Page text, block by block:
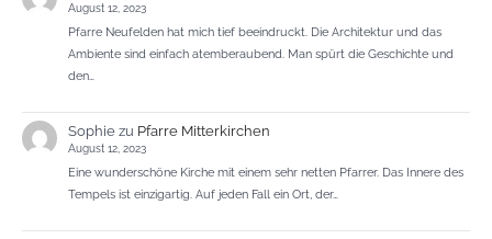
August 12, 2023
Pfarre Neufelden hat mich tief beeindruckt. Die Architektur und das
Ambiente sind einfach atemberaubend. Man spürt die Geschichte und
den…
Sophiezu Pfarre Mitterkirchen
August 12, 2023
Eine wunderschöne Kirche mit einem sehr netten Pfarrer. Das Innere des
Tempels ist einzigartig. Auf jeden Fall ein Ort, der…